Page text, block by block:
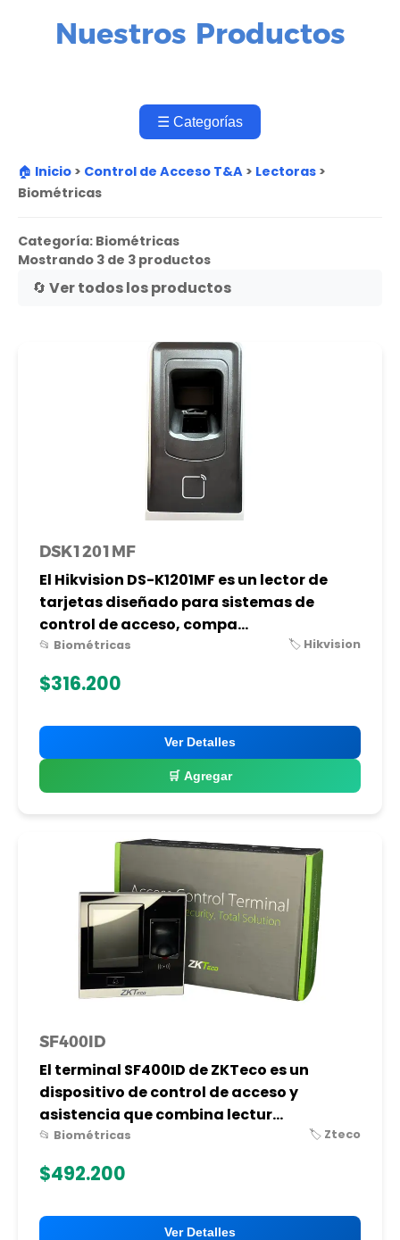
Nuestros Productos
☰ Categorías
🏠 Inicio > Control de Acceso T&A > Lectoras >
Biométricas
Categoría: Biométricas
Mostrando 3 de 3 productos
🔄 Ver todos los productos
DSK1201MF
El Hikvision DS-K1201MF es un lector de
tarjetas diseñado para sistemas de
control de acceso, compa...
📂 Biométricas 🏷️ Hikvision
$316.200
Ver Detalles
🛒 Agregar
SF400ID
El terminal SF400ID de ZKTeco es un
dispositivo de control de acceso y
asistencia que combina lectur...
📂 Biométricas 🏷️ Zteco
$492.200
Ver Detalles